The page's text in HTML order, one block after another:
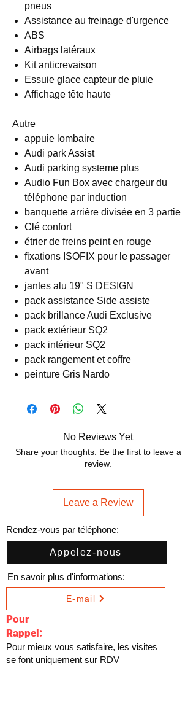
pneus
Assistance au freinage d'urgence
ABS
Airbags latéraux
Kit anticrevaison
Essuie glace capteur de pluie
Affichage tête haute
Autre
appuie lombaire
Audi park Assist
Audi parking systeme plus
Audio Fun Box avec chargeur du
téléphone par induction
banquette arrière divisée en 3 partie
Clé confort
étrier de freins peint en rouge
fixations ISOFIX pour le passager
avant
jantes alu 19" S DESIGN
pack assistance Side assiste
pack brillance Audi Exclusive
pack extérieur SQ2
pack intérieur SQ2
pack rangement et coffre
peinture Gris Nardo
No Reviews Yet
Share your thoughts. Be the first to leave a
review.
Leave a Review
Rendez-vous par téléphone:
Appelez-nous
En savoir plus d'informations:
E-mail
Pour
Rappel:
Pour mieux vous satisfaire, les visites
se font uniquement sur RDV